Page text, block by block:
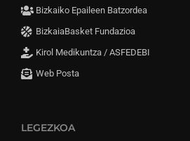
Bizkaiko Epaileen Batzordea
BizkaiaBasket Fundazioa
Kirol Medikuntza / ASFEDEBI
Web Posta
LEGEZKOA